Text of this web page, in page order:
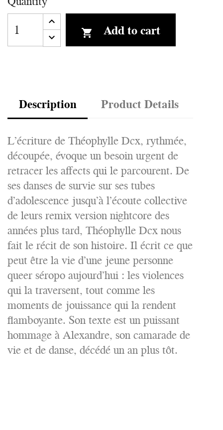
 Add to cart
Description Product Details
L’écriture de Théophylle Dcx, rythmée,
découpée, évoque un besoin urgent de
retracer les affects qui le parcourent. De
ses danses de survie sur ses tubes
d’adolescence jusqu’à l’écoute collective
de leurs remix version nightcore des
années plus tard, Théophylle Dcx nous
fait le récit de son histoire. Il écrit ce que
peut être la vie d’une jeune personne
queer séropo aujourd’hui : les violences
qui la traversent, tout comme les
moments de jouissance qui la rendent
flamboyante. Son texte est un puissant
hommage à Alexandre, son camarade de
vie et de danse, décédé un an plus tôt.